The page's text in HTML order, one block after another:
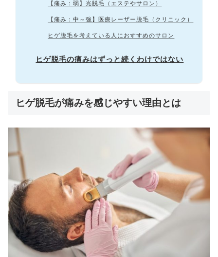
【痛み：弱】光脱毛（エステやサロン）
【痛み：中～強】医療レーザー脱毛（クリニック）
ヒゲ脱毛を考えている人におすすめのサロン
ヒゲ脱毛の痛みはずっと続くわけではない
ヒゲ脱毛が痛みを感じやすい理由とは